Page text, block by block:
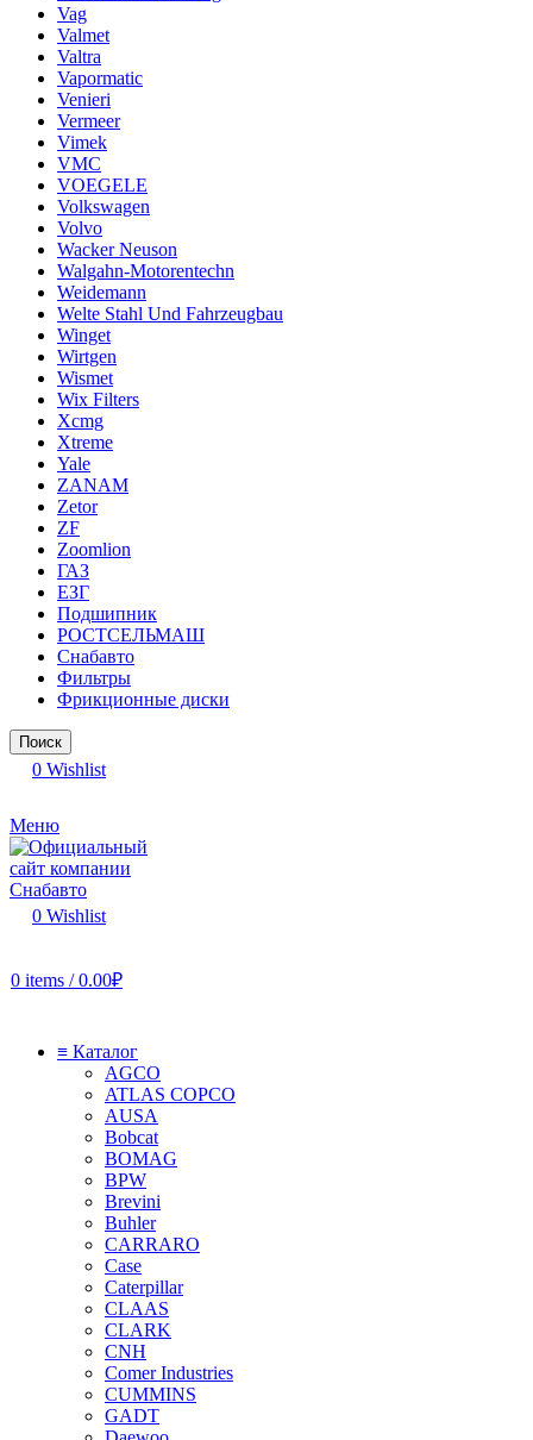
Vag
Valmet
Valtra
Vapormatic
Venieri
Vermeer
Vimek
VMC
VOEGELE
Volkswagen
Volvo
Wacker Neuson
Walgahn-Motorentechn
Weidemann
Welte Stahl Und Fahrzeugbau
Winget
Wirtgen
Wismet
Wix Filters
Xcmg
Xtreme
Yale
ZANAM
Zetor
ZF
Zoomlion
ГАЗ
ЕЗГ
Подшипник
РОСТСЕЛЬМАШ
Снабавто
Фильтры
Фрикционные диски
Поиск
0 Wishlist
Меню
0 Wishlist
0 items / 0.00₽
≡ Каталог
AGCO
ATLAS COPCO
AUSA
Bobcat
BOMAG
BPW
Brevini
Buhler
CARRARO
Case
Caterpillar
CLAAS
CLARK
CNH
Comer Industries
CUMMINS
GADT